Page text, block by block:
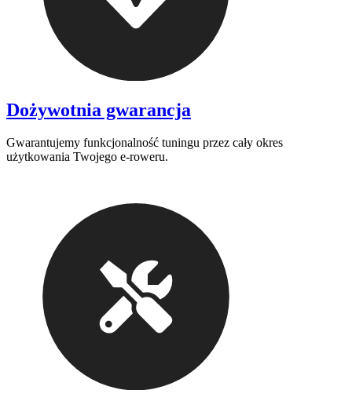
Dożywotnia gwarancja
Gwarantujemy funkcjonalność tuningu przez cały okres
użytkowania Twojego e-roweru.